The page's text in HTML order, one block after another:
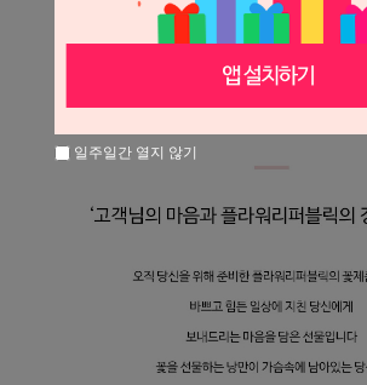
일주일간 열지 않기